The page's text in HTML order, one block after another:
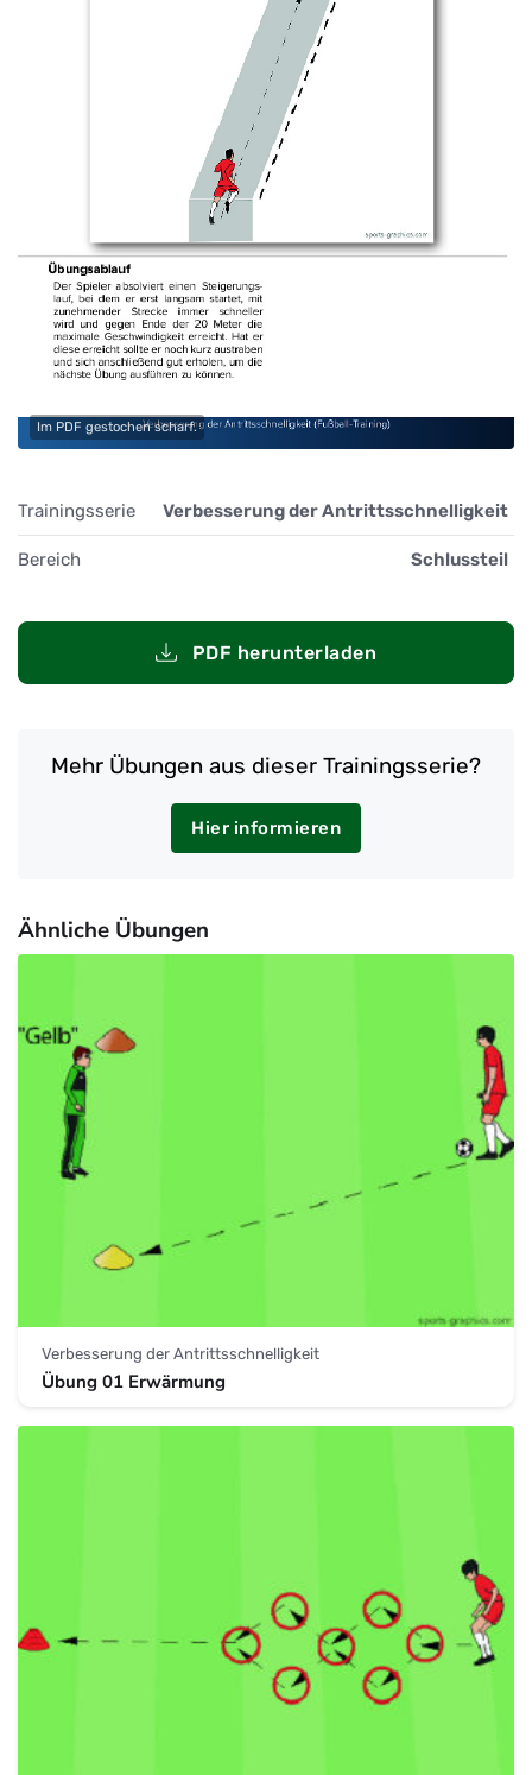
Im PDF gestochen scharf.
Trainingsserie Verbesserung der Antrittsschnelligkeit
Bereich Schlussteil
PDF herunterladen
Mehr Übungen aus dieser Trainingsserie?
Hier informieren
Ähnliche Übungen
Verbesserung der Antrittsschnelligkeit
Übung 01 Erwärmung